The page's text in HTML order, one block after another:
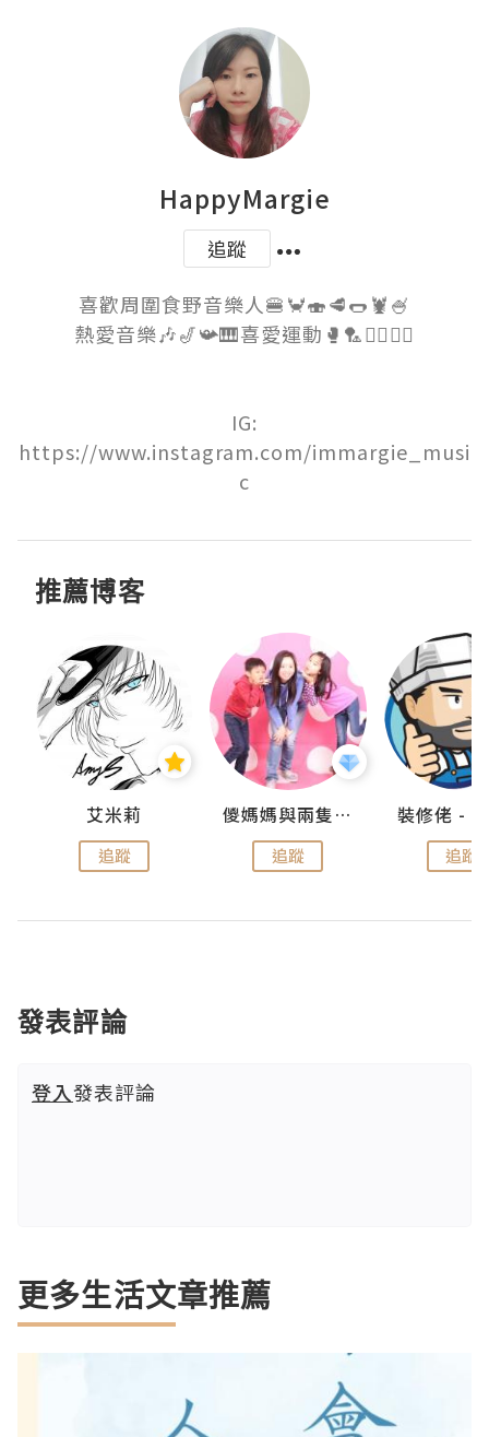
HappyMargie
追蹤
喜歡周圍食野音樂人🍔🦀🍣🥩🌭🦞🍧
熱愛音樂🎶🎷📯🎹喜愛運動🥊🏸🏃‍♀️🧘‍♀️
IG:
https://www.instagram.com/immargie_musi
c
推薦博客
艾米莉
追蹤
儍媽媽與兩隻小魔怪之家
追蹤 追蹤
發表評論
登入發表評論
更多生活文章推薦